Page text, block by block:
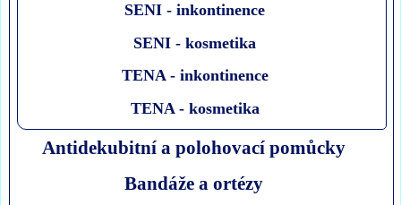
SENI - inkontinence
SENI - kosmetika
TENA - inkontinence
TENA - kosmetika
Antidekubitní a polohovací pomůcky
Bandáže a ortézy